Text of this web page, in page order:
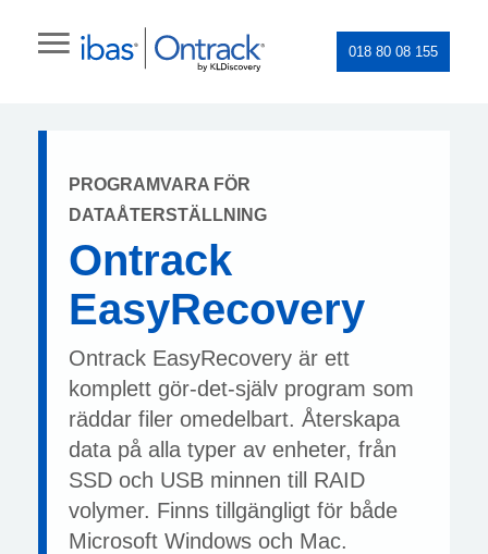
018 80 08 155
PROGRAMVARA FÖR
DATAÅTERSTÄLLNING
Ontrack
EasyRecovery
Ontrack EasyRecovery är ett
komplett gör-det-själv program som
räddar filer omedelbart. Återskapa
data på alla typer av enheter, från
SSD och USB minnen till RAID
volymer. Finns tillgängligt för både
Microsoft Windows och Mac.